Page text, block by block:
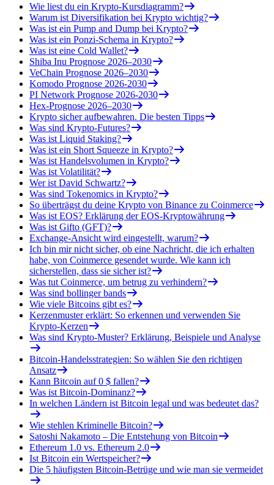
Wie liest du ein Krypto-Kursdiagramm?
Warum ist Diversifikation bei Krypto wichtig?
Was ist ein Pump and Dump bei Krypto?
Was ist ein Ponzi-Schema in Krypto?
Was ist eine Cold Wallet?
Shiba Inu Prognose 2026–2030
VeChain Prognose 2026–2030
Komodo Prognose 2026-2030
PI Network Prognose 2026-2030
Hex-Prognose 2026–2030
Krypto sicher aufbewahren. Die besten Tipps
Was sind Krypto-Futures?
Was ist Liquid Staking?
Was ist ein Short Squeeze in Krypto?
Was ist Handelsvolumen in Krypto?
Was ist Volatilität?
Wer ist David Schwartz?
Was sind Tokenomics in Krypto?
So überträgst du deine Krypto von Binance zu Coinmerce
Was ist EOS? Erklärung der EOS-Kryptowährung
Was ist Gifto (GFT)?
Exchange-Ansicht wird eingestellt, warum?
Ich bin mir nicht sicher, ob eine Nachricht, die ich erhalten
habe, von Coinmerce gesendet wurde. Wie kann ich
sicherstellen, dass sie sicher ist?
Was tut Coinmerce, um betrug zu verhindern?
Was sind bollinger bands
Wie viele Bitcoins gibt es?
Kerzenmuster erklärt: So erkennen und verwenden Sie
Krypto-Kerzen
Was sind Krypto-Muster? Erklärung, Beispiele und Analyse
Bitcoin-Handelsstrategien: So wählen Sie den richtigen
Ansatz
Kann Bitcoin auf 0 $ fallen?
Was ist Bitcoin-Dominanz?
In welchen Ländern ist Bitcoin legal und was bedeutet das?
Wie stehlen Kriminelle Bitcoin?
Satoshi Nakamoto – Die Entstehung von Bitcoin
Ethereum 1.0 vs. Ethereum 2.0
Ist Bitcoin ein Wertspeicher?
Die 5 häufigsten Bitcoin-Betrüge und wie man sie vermeidet